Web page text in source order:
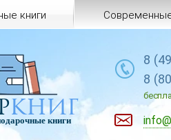
книги
книг
книги
8
8